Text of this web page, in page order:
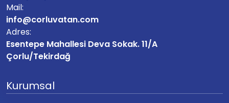
Mail:
info@corluvatan.com
Adres:
Esentepe Mahallesi Deva Sokak. 11/A
Çorlu/Tekirdağ
Kurumsal